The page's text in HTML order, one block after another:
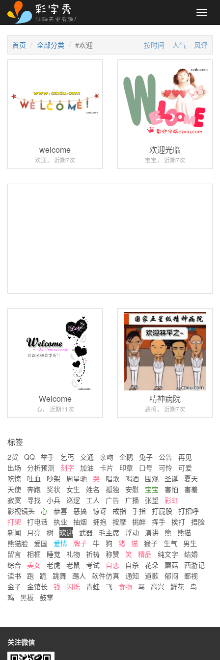
首页 全部分类 #欢迎 按时间 人气 风评
welcome
欢迎， 近期7次
欢迎光临
宝宝， 近期7次
Welcome
心， 近期11次
精神病院
恶搞， 近期7次
标签
2货 QQ 举手 乞丐 交通 亲吻 企鹅 兔子 公告 再见
出场
分析预测 刻字 加油 卡片 印章 口号 可怜
可爱
吃惊
吐血 吵架 周星驰 哭 唱歌 喝酒 围观 圣诞
夏天
天使 奔跑 奖状 女生 姓名 孤独 安慰 宝宝 害怕
害羞
寂寞
寻找 小兵 巡逻 工人 广告 广播 张望
彩虹
影视镜头 心 恭喜 恶搞 惊讶 戒指 手指 打屁股 打招呼
打架
打电话 执业 抽烟 拥抱 按摩 挑衅 挥手 挨打 捂脸
新闻
月亮 树 欢迎 武器 毛主席 浮动 演讲 熊
熊猫
熊猫脸
爱国 爱情 牌子 牛 狗 猪 猫 猴子 生气
男生
留言 相框 睡觉 礼物 祈祷 称赞 笑 精品 纯文字
结婚
综合 美女 老虎 老鼠 考试 自恋 自杀 花朵 蘑菇 西游记
读书
跑 跪 跳舞 踢人 软件仿真 通知 道歉 郁闷
鄙视
金子 金馆长 钱 闪烁 青蛙 飞 食物 骂 高兴 鲜花 鸟
鸡
黑板 鼓掌
关注微信